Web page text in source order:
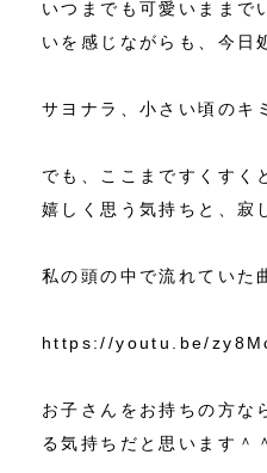
いつまでも可愛いままで
いを感じながらも、今日
サヨナラ、小さい頃のキ
でも、ここまですくすく
嬉しく思う気持ちと、寂
私の頭の中で流れていた
https://youtu.be/
お子さんをお持ちの方な
る気持ちだと思います＾＾